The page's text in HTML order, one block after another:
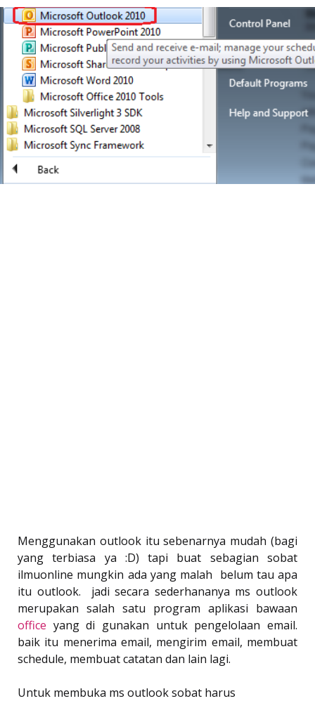
Menggunakan outlook itu sebenarnya mudah (bagi
yang terbiasa ya :D) tapi buat sebagian sobat
ilmuonline mungkin ada yang malah belum tau apa
itu outlook. jadi secara sederhananya ms outlook
merupakan salah satu program aplikasi bawaan
office yang di gunakan untuk pengelolaan email.
baik itu menerima email, mengirim email, membuat
schedule, membuat catatan dan lain lagi.
Untuk membuka ms outlook sobat harus